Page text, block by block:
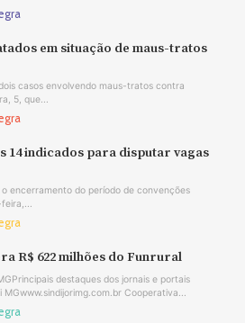
em situação de maus-tratos
casos envolvendo maus-tratos contra
5, que...
14 indicados para disputar vagas
encerramento do período de convenções
R$ 622 milhões do Funrural
destaques dos jornais e portais
MGwww.sindijorimg.com.br Cooperativa...